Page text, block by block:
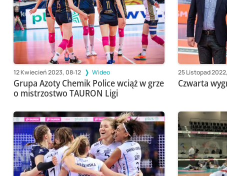
12 Kwiecień 2023, 08:12 Wideo
Grupa Azoty Chemik Police wciąż w grze
o mistrzostwo TAURON Ligi
25 Listopad
Czwarta